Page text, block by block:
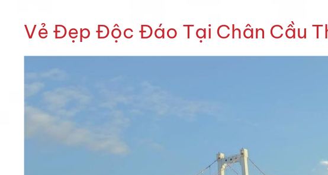
Vẻ Đẹp Độc Đáo Tại Chân Cầu